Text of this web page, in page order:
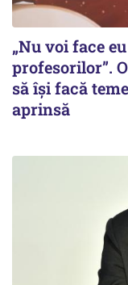
„Nu voi face
profesorilor”.
să își facă
aprinsă